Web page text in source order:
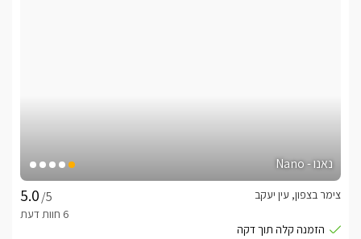
נאנו - Nano
/5
צימר בצפון, עין יעקב